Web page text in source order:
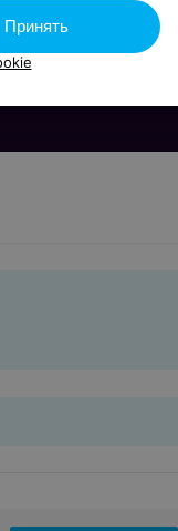
Принять